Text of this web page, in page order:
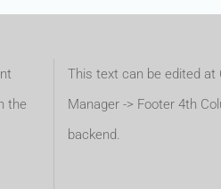
the
This text can be edited at
Manager -> Footer 4th
backend.